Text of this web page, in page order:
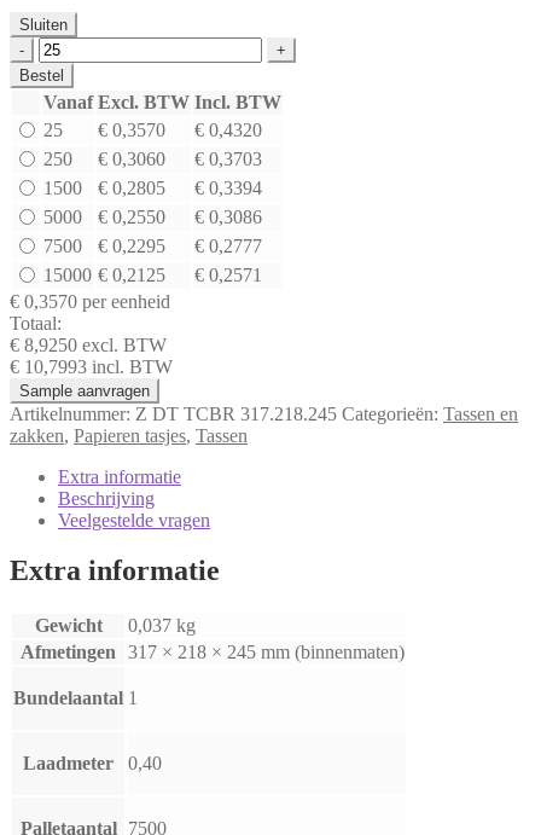
Sluiten
Draagtas
topcraft
bruin
70
grs
317
x
218
x
245
mm
aantal
Bestel
Vanaf Excl. BTW Incl. BTW
25
€ 0,3570 € 0,4320
250
€ 0,3060 € 0,3703
1500
€ 0,2805 € 0,3394
5000
€ 0,2550 € 0,3086
7500
€ 0,2295 € 0,2777
15000 € 0,2125 € 0,2571
€ 0,3570 per eenheid
Totaal:
€ 8,9250 excl. BTW
€ 10,7993 incl. BTW
Sample aanvragen
Artikelnummer: Z DT TCBR 317.218.245 Categorieën: Tassen en
zakken, Papieren tasjes, Tassen
Extra informatie
Beschrijving
Veelgestelde vragen
Extra informatie
Gewicht
0,037 kg
Afmetingen
317 × 218 × 245 mm (binnenmaten)
Bundelaantal 1
Laadmeter 0,40
Palletaantal 7500